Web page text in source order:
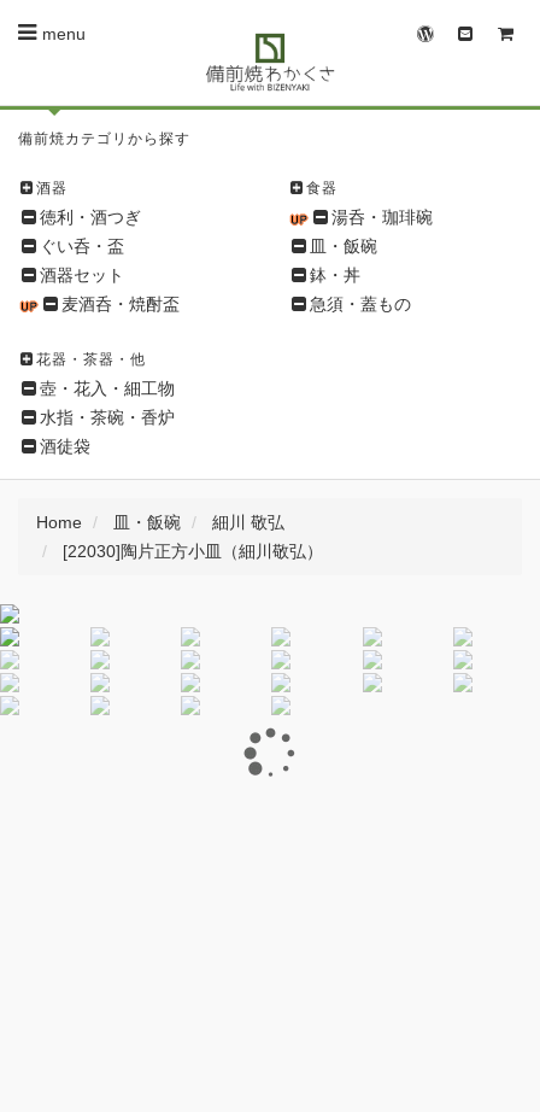
menu
備
焼
シ
ョ
ッ
ン
メ
ニ
ュ
ー
備前焼カテゴリから探す
酒器
徳利・酒つぎ
ぐい呑・盃
酒器セット
麦酒呑・焼酎盃
食器
湯呑・珈琲碗
皿・飯碗
鉢・丼
急須・蓋もの
花器・茶器・他
壺・花入・細工物
水指・茶碗・香炉
酒徒袋
Home 皿・飯碗
細川 敬弘
[22030]陶片正方小皿（細川敬弘）